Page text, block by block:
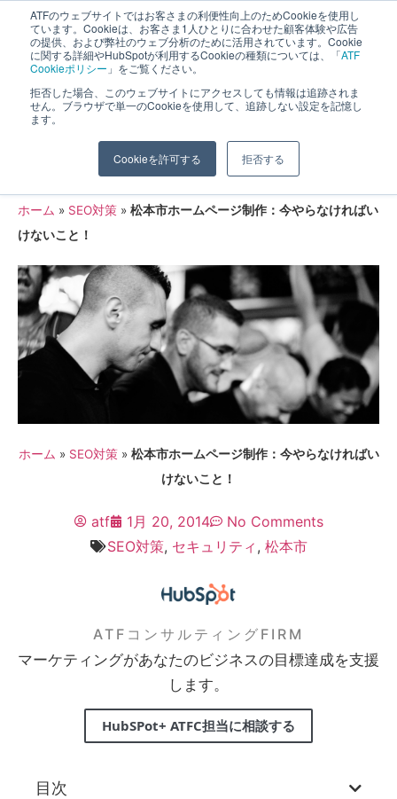
ATFのウェブサイトではお客さまの利便性向上のためCookieを使用し
ています。Cookieは、お客さま1人ひとりに合わせた顧客体験や広告
の提供、および弊社のウェブ分析のために活用されています。Cookie
に関する詳細やHubSpotが利用するCookieの種類については、「ATF
Cookieポリシー 」をご覧ください。
拒否した場合、このウェブサイトにアクセスしても情報は追跡されま
せん。ブラウザで単一のCookieを使用して、追跡しない設定を記憶し
ます。
Cookieを許可する 拒否する
長野県長野市・松本市ウェブ制作事業部 コンサルティングFIRM
松本市ホームページ制作：今やらなけれ
ばいけないこと！
ホーム » SEO対策 » 松本市ホームページ制作：今やらなければい
けないこと！
ホーム » SEO対策» 松本市ホームページ制作：今やらなければい
けないこと！
atf 1月 20, 2014
No Comments
SEO対策, セキュリティ , 松本市
ATFコンサルティングFIRM
マーケティングがあなたのビジネスの目標達成を支援
します。
HubSPot+ ATFC担当に相談する
目次